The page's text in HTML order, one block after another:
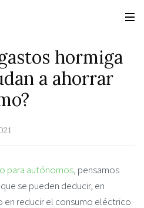
hormiga
a ahorrar
para autónomos, pensamos
se pueden deducir, en
en reducir el consumo eléctrico